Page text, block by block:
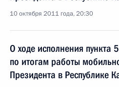
10 октября 2011 года, 20:30
О ходе исполнения пункта
по итогам работы
Президента в Республике